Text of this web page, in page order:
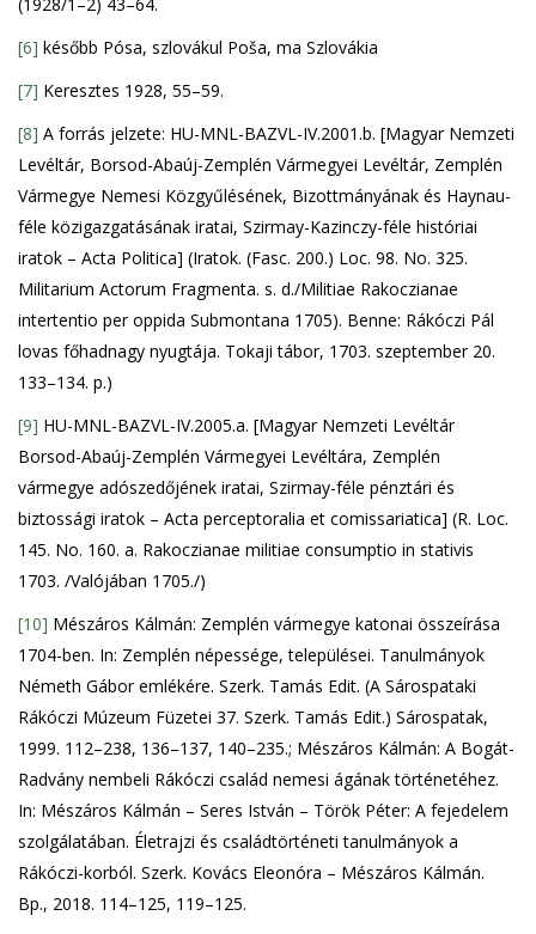
(1928/1–2) 43–64.
[6] később Pósa, szlovákul Poša, ma Szlovákia
[7] Keresztes 1928, 55–59.
[8] A forrás jelzete: HU-MNL-BAZVL-IV.2001.b. [Magyar Nemzeti
Levéltár, Borsod-Abaúj-Zemplén Vármegyei Levéltár, Zemplén
Vármegye Nemesi Közgyűlésének, Bizottmányának és Haynau-
féle közigazgatásának iratai, Szirmay-Kazinczy-féle históriai
iratok – Acta Politica] (Iratok. (Fasc. 200.) Loc. 98. No. 325.
Militarium Actorum Fragmenta. s. d./Militiae Rakoczianae
intertentio per oppida Submontana 1705). Benne: Rákóczi Pál
lovas főhadnagy nyugtája. Tokaji tábor, 1703. szeptember 20.
133–134. p.)
[9] HU-MNL-BAZVL-IV.2005.a. [Magyar Nemzeti Levéltár
Borsod-Abaúj-Zemplén Vármegyei Levéltára, Zemplén
vármegye adószedőjének iratai, Szirmay-féle pénztári és
biztossági iratok – Acta perceptoralia et comissariatica] (R. Loc.
145. No. 160. a. Rakoczianae militiae consumptio in stativis
1703. /Valójában 1705./)
[10] Mészáros Kálmán: Zemplén vármegye katonai összeírása
1704-ben. In: Zemplén népessége, települései. Tanulmányok
Németh Gábor emlékére. Szerk. Tamás Edit. (A Sárospataki
Rákóczi Múzeum Füzetei 37. Szerk. Tamás Edit.) Sárospatak,
1999. 112–238, 136–137, 140–235.; Mészáros Kálmán: A Bogát-
Radvány nembeli Rákóczi család nemesi ágának történetéhez.
In: Mészáros Kálmán – Seres István – Török Péter: A fejedelem
szolgálatában. Életrajzi és családtörténeti tanulmányok a
Rákóczi-korból. Szerk. Kovács Eleonóra – Mészáros Kálmán.
Bp., 2018. 114–125, 119–125.